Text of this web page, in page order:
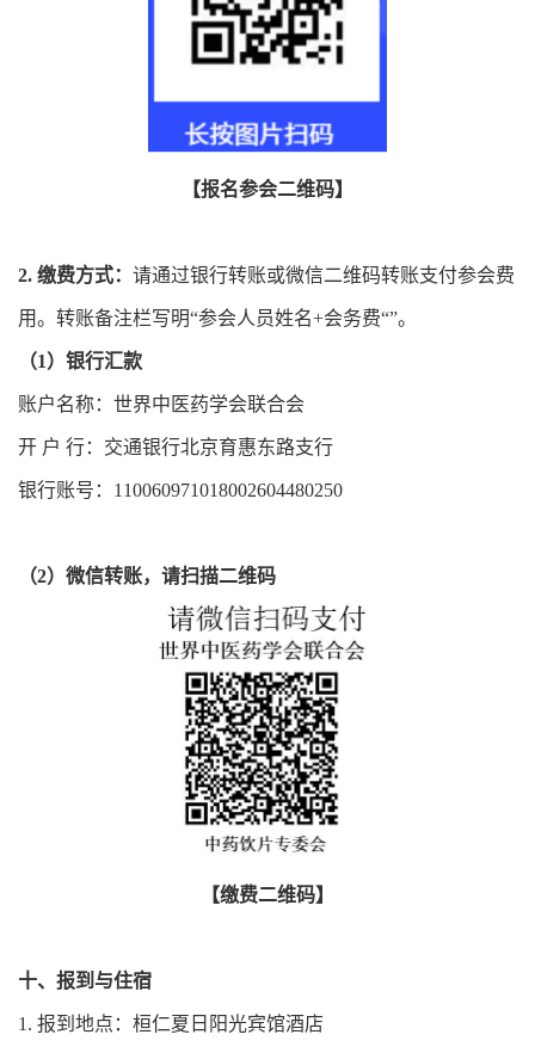
【报名参会二维码】
2. 缴费方式： 请通过银行转账或微信二维码转账支付参会费
用。转账备注栏写明“参会人员姓名+会务费“”。
（1）银行汇款
账户名称：世界中医药学会联合会
开 户 行：交通银行北京育惠东路支行
银行账号：110060971018002604480250
（2）微信转账，请扫描二维码
【缴费二维码】
十、报到与住宿
1. 报到地点：桓仁夏日阳光宾馆酒店